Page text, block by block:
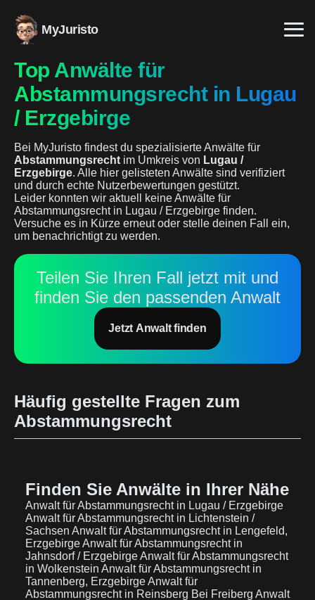
MyJuristo
Top Anwälte für
Abstammungsrecht in Lugau
/ Erzgebirge
Bei MyJuristo findest du spezialisierte Anwälte für
Abstammungsrecht im Umkreis von Lugau /
Erzgebirge. Alle hier gelisteten Anwälte sind verifiziert
und durch echte Nutzerbewertungen gestützt.
Leider konnten wir aktuell keine Anwälte für
Abstammungsrecht in Lugau / Erzgebirge finden.
Versuche es in Kürze erneut oder stelle deinen Fall ein,
um benachrichtigt zu werden.
Teilen Sie Ihren Fall jetzt mit und
finden Sie den passenden Anwalt
Jetzt Anwalt finden
Häufig gestellte Fragen zum
Abstammungsrecht
Finden Sie Anwälte in Ihrer Nähe
Anwalt für Abstammungsrecht in Lugau / Erzgebirge
Anwalt für Abstammungsrecht in Lichtenstein /
Sachsen Anwalt für Abstammungsrecht in Lengefeld,
ErzgebirgeAnwalt für Abstammungsrecht in
Jahnsdorf / ErzgebirgeAnwalt für Abstammungsrecht
in Wolkenstein Anwalt für Abstammungsrecht in
Tannenberg, ErzgebirgeAnwalt für
Abstammungsrecht in Reinsberg Bei Freiberg Anwalt